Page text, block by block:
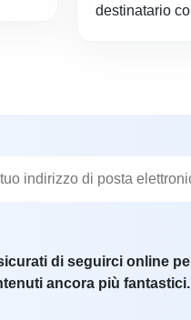
destinatario
di seguirci online
ancora più fantastici.